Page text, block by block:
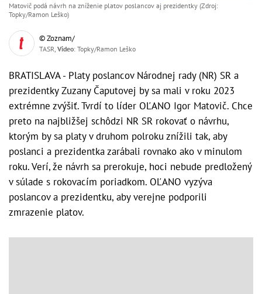
Matovič podá návrh na zníženie platov poslancov aj prezidentky (Zdroj:
Topky/Ramon Leško)
© Zoznam/
TASR, Video: Topky/Ramon Leško
BRATISLAVA - Platy poslancov Národnej rady (NR) SR a
prezidentky Zuzany Čaputovej by sa mali v roku 2023
extrémne zvýšiť. Tvrdí to líder OĽANO Igor Matovič. Chce
preto na najbližšej schôdzi NR SR rokovať o návrhu,
ktorým by sa platy v druhom polroku znížili tak, aby
poslanci a prezidentka zarábali rovnako ako v minulom
roku. Verí, že návrh sa prerokuje, hoci nebude predložený
v súlade s rokovacím poriadkom. OĽANO vyzýva
poslancov a prezidentku, aby verejne podporili
zmrazenie platov.